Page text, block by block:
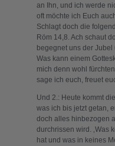
an Ihn, und ich werde
oft möchte ich Euch
Schlagt doch die
Röm 14,8. Ach schaut
begegnet uns der Jubel
Was kann einem
mich denn wohl
sage ich euch, freuet
Und 2.: Heute kommt
was ich bis jetzt getan,
doch alles hinbezogen
durchrissen wird. ‚Was
hat und was in keines